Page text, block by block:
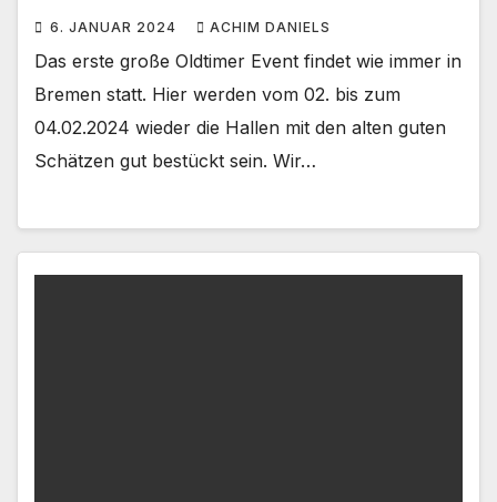
6. JANUAR 2024 ACHIM DANIELS
Das erste große Oldtimer Event findet wie immer in
Bremen statt. Hier werden vom 02. bis zum
04.02.2024 wieder die Hallen mit den alten guten
Schätzen gut bestückt sein. Wir…